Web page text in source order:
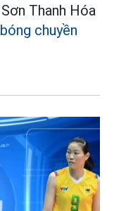
Thanh Hóa
bóng chuyền